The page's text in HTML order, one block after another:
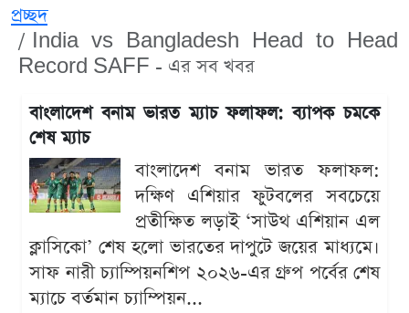
প্রচ্ছদ
India vs Bangladesh Head to Head
Record SAFF - এর সব খবর
বাংলাদেশ বনাম ভারত ম্যাচ ফলাফল: ব্যাপক চমকে
শেষ ম্যাচ
বাংলাদেশ বনাম ভারত ফলাফল:
দক্ষিণ এশিয়ার ফুটবলের সবচেয়ে
প্রতীক্ষিত লড়াই ‘সাউথ এশিয়ান এল
ক্লাসিকো’ শেষ হলো ভারতের দাপুটে জয়ের মাধ্যমে।
সাফ নারী চ্যাম্পিয়নশিপ ২০২৬-এর গ্রুপ পর্বের শেষ
ম্যাচে বর্তমান চ্যাম্পিয়ন...